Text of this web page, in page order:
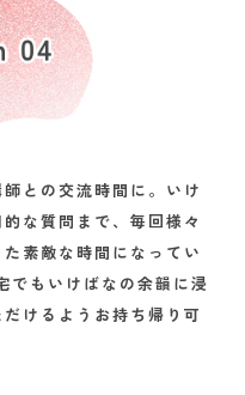
との交流時間に。いけ
な質問まで、毎回様々
素敵な時間になってい
でもいけばなの余韻に浸
けるようお持ち帰り可